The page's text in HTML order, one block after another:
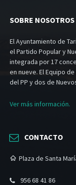
SOBRE NOSOTROS
El Ayuntamiento de
el Partido Popular y
integrada por 17
en nueve. El Equipo
del PP y dos de
Ver más información.
CONTACTO
Plaza de Santa
956 68 41 86